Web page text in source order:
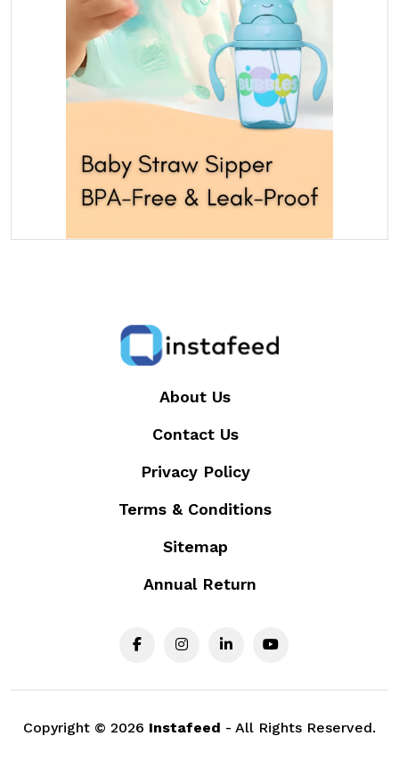
About Us
Contact Us
Privacy Policy
Terms & Conditions
Sitemap
Annual Return
Copyright © 2026 Instafeed - All Rights Reserved.